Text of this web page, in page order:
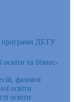
програми ДБТУ
та бізнес-
фахової
освіти
освіти